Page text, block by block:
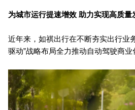
为城市运行提速增效 助力实现高质量
近年来，如祺出行在不断夯实出行业
驱动”战略布局全力推动自动驾驶商业